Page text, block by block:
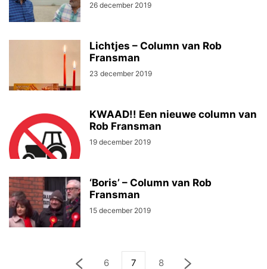
26 december 2019
Lichtjes – Column van Rob
Fransman
23 december 2019
KWAAD!! Een nieuwe column van
Rob Fransman
19 december 2019
‘Boris’ – Column van Rob
Fransman
15 december 2019
6 7 8